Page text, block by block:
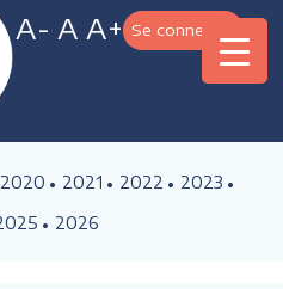
A- A A+ Se connecter
2020 2021 2022
2023
2026